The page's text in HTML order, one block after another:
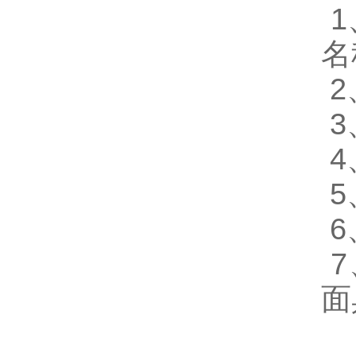
2
3
4
5
6
7